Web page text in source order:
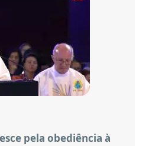
pela obediência à